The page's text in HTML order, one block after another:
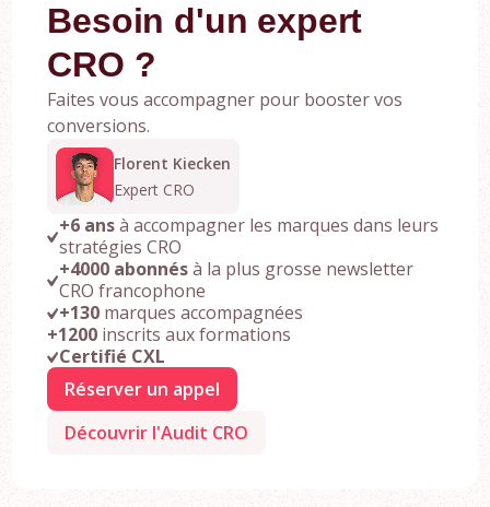
Besoin d'un expert
CRO ?
Faites vous accompagner pour booster vos
conversions.
Florent Kiecken
Expert CRO
+6 ansà accompagner les marques dans leurs
stratégies CRO
+4000 abonnésà la plus grosse newsletter
CRO francophone
+130 marques accompagnées
+1200 inscrits aux formations
Certifié CXL
Réserver un appel
Découvrir l'Audit CRO